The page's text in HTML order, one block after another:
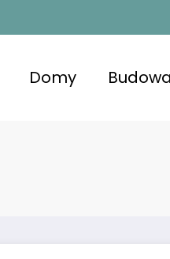
z lśniącymi
Domy Budowa